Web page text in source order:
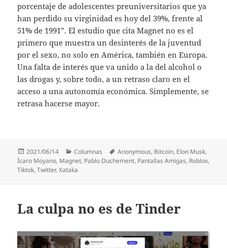
porcentaje de adolescentes preuniversitarios que ya
han perdido su virginidad es hoy del 39%, frente al
51% de 1991”. El estudio que cita Magnet no es el
primero que muestra un desinterés de la juventud
por el sexo, no solo en América, también en Europa.
Una falta de interés que va unido a la del alcohol o
las drogas y, sobre todo, a un retraso claro en el
acceso a una autonomía económica. Simplemente, se
retrasa hacerse mayor.
Publicado
el
2021/06/14 Categorías
Columnas Etiquetas
Anonymous, Bitcoin, Elon Musk,
Ícaro Moyano, Magnet, Pablo Duchement, Pantallas Amigas, Roblox,
Tiktok,Twitter,Xataka
La culpa no es de Tinder